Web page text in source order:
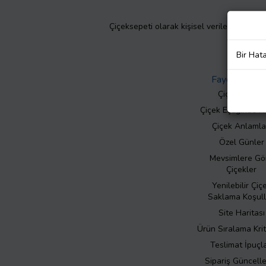
Çiçeksepeti olarak kişisel verilerinizin
Faydalı Bilgiler
Çiçek Bakımı
Çiçek Eşliğinde
Çiçek
Özel Günler
Mevsimlere
Çiçekler
Yenilebilir
Saklama
Site Haritası
Ürün Sıralama
Teslimat
Sipariş
Bir